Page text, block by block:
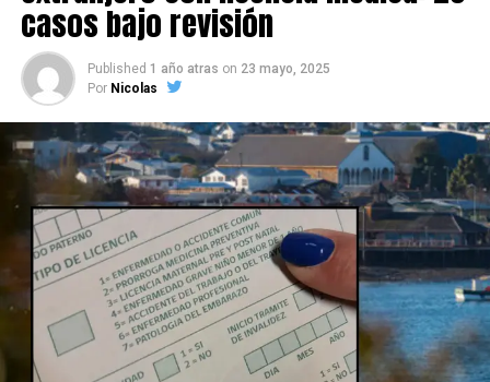
casos bajo revisión
Published 1 año atras on 23 mayo, 2025
Por Nicolas